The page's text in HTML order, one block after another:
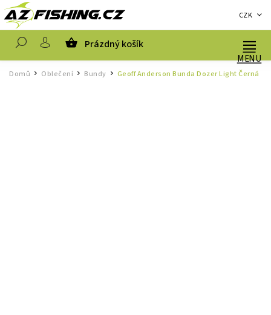
CZK
Prázdný košík
Domů / Oblečení / Bundy Geoff Anderson Bunda Dozer Light Černá